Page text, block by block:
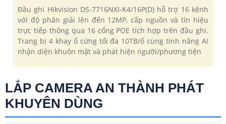
Đầu ghi Hikvision DS-7716NXI-K4/16P(D) hỗ trợ 16 kênh
với độ phân giải lên đến 12MP, cấp nguồn và tín hiệu
trực tiếp thông qua 16 cổng POE tích hợp trên đầu ghi.
Trang bị 4 khay ổ cứng tối đa 10TB/ổ cùng tính năng AI
nhận diện khuôn mặt và phát hiện người/phương tiện
LẮP CAMERA AN THÀNH PHÁT
KHUYÊN DÙNG